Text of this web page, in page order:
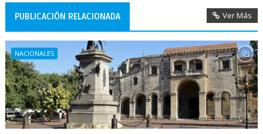
PUBLICACIÓN RELACIONADA Ver Más
NACIONALES